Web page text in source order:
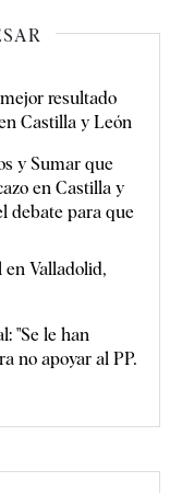
resultado
Castilla y León
y Sumar que
en Castilla y
debate para que
en Valladolid,
"Se le han
no apoyar al PP.